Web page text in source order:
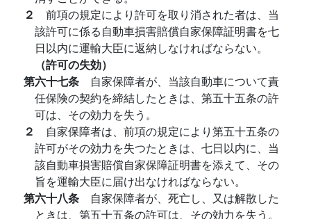
２ 前項の規定により許可を取り消された者は、当
該許可に係る自動車損害賠償自家保障証明書を七
日以内に運輸大臣に返納しなければならない。
（許可の失効）
第六十七条 自家保障者が、当該自動車について責
任保険の契約を締結したときは、第五十五条の許
可は、その効力を失う。
２ 自家保障者は、前項の規定により第五十五条の
許可がその効力を失つたときは、七日以内に、当
該自動車損害賠償自家保障証明書を添えて、その
旨を運輸大臣に届け出なければならない。
第六十八条 自家保障者が、死亡し、又は解散した
ときは、第五十五条の許可は、その効力を失う。